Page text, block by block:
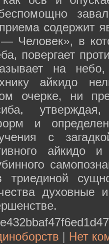
содержит
в
повергает
на
айкидо
очерке, ни
и
с
айкидо
духовные
| Нет